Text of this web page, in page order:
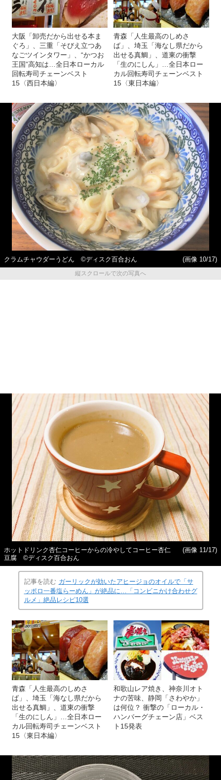
大阪「卸売だから出せる本ま
ぐろ」、三重「そびえ立つあ
なごツインタワー」、“かつお
王国”高知は…全日本ローカル
回転寿司チェーンベスト
15〈西日本編〉
青森「人生最高のしめさ
ば」、埼玉「海なし県だから
出せる真鯛」、道東の衝撃
「生のにしん」…全日本ロー
カル回転寿司チェーンベスト
15〈東日本編〉
クラムチャウダーうどん ©ディスク百合おん
(画像 10/17)
縦スクロールで次の写真へ
ホットドリンク杏仁コーヒーからの冷やしてコーヒー杏仁
豆腐 ©ディスク百合おん
(画像 11/17)
記事を読む ガーリックが効いたアヒージョのオイルで「サ
ッポロ一番塩らーめん」が絶品に…「コンビニかけ合わせグ
ルメ」絶品レシピ10選
青森「人生最高のしめさ
ば」、埼玉「海なし県だから
出せる真鯛」、道東の衝撃
「生のにしん」…全日本ロー
カル回転寿司チェーンベスト
15〈東日本編〉
和歌山レア焼き、神奈川オト
ナの苦味、静岡「さわやか」
は何位？ 衝撃の「ローカル・
ハンバーグチェーン店」ベス
ト15発表